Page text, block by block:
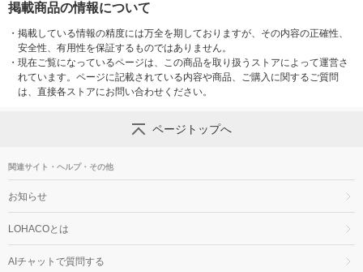
掲載商品の情報について
・ 掲載している情報の精度には万全を期しておりますが、その内容の正確性、
安全性、有用性を保証するものではありません。
・ 現在ご覧になっているページは、この商品を取り扱うストアによって運営さ
れています。ページに記載されている内容や商品、ご購入に関するご質問
は、直接各ストアにお問い合わせください。
ページトップへ
関連サイト・ヘルプ・その他
お知らせ
LOHACOとは
AIチャットで質問する